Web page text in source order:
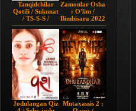
Tanqidchilar
Qotili / Sukunat
/ TS-S-S /
Jimjitlik
Ortidagi Sir /
Chup 2022 HD
Hind kino
Zamonlar Osha
: O'lim /
Bimbisara 2022
Hind kino
Uzbek tilida
Jodulangan Qiz
Mutaxassis 2 :